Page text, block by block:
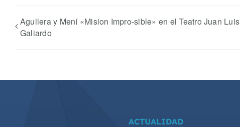
Aguilera y Mení «Mision Impro-sible» en el Teatro Juan Luis
Galiardo
ACTUALIDAD